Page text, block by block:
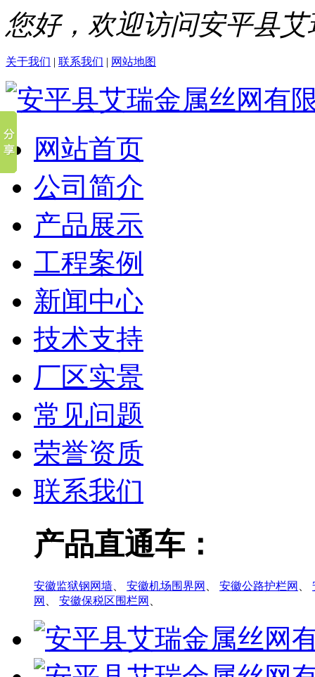
您好，欢迎访问安平县
关于我们 | 联系我们 | 网站地图
网站首页
公司简介
产品展示
工程案例
新闻中心
技术支持
厂区实景
常见问题
荣誉资质
联系我们
产品直通车：
安徽监狱钢网墙 安徽机场围界网 安徽公路护栏网
网
安徽保税区围栏网